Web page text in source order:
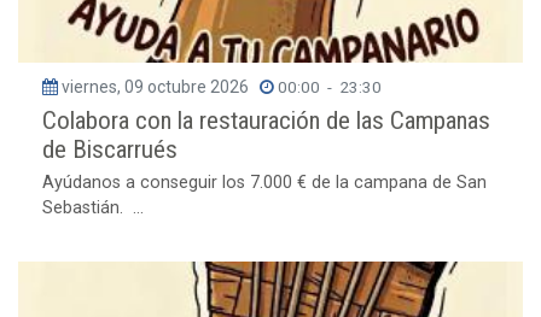
viernes, 09 octubre 2026 00:00 - 23:30
Colabora con la restauración de las Campanas
de Biscarrués
Ayúdanos a conseguir los 7.000 € de la campana de San
Sebastián. ...